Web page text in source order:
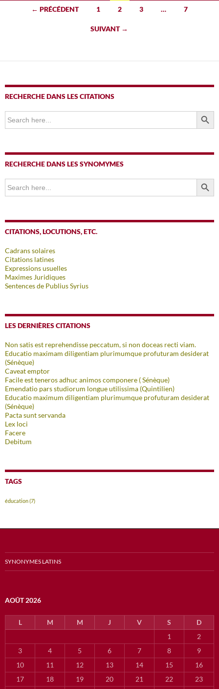
Navigation
← PRÉCÉDENT 1 2 3 … 7
SUIVANT →
RECHERCHE DANS LES CITATIONS
Search
for:
SEARCH
RECHERCHE DANS LES SYNOMYMES
Search
for:
SEARCH
CITATIONS, LOCUTIONS, ETC.
Cadrans solaires
Citations latines
Expressions usuelles
Maximes Juridiques
Sentences de Publius Syrius
LES DERNIÈRES CITATIONS
Non satis est reprehendisse peccatum, si non doceas recti viam.
Educatio maximam diligentiam plurimumque profuturam desiderat
(Sénèque)
Caveat emptor
Facile est teneros adhuc animos componere ( Sénèque)
Emendatio pars studiorum longue utilissima (Quintilien)
Educatio maximum diligentiam plurimumque profuturam desiderat
(Sénèque)
Pacta sunt servanda
Lex loci
Facere
Debitum
TAGS
éducation(7)
SYNONYMES LATINS
AOÛT 2026
L M M J V S
D
1
2
3
4 5 6 7 8
9
10
11 12 13 14 15
16
17
18 19 20 21 22 23